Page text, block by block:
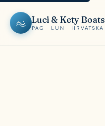
Luci & Kety Boats
PAG · LUN · HRVATSKA